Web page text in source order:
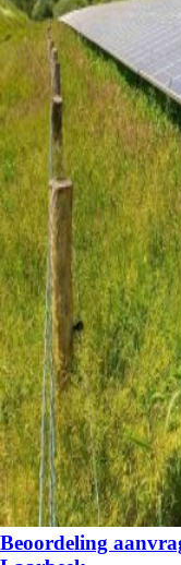
Beoordeling